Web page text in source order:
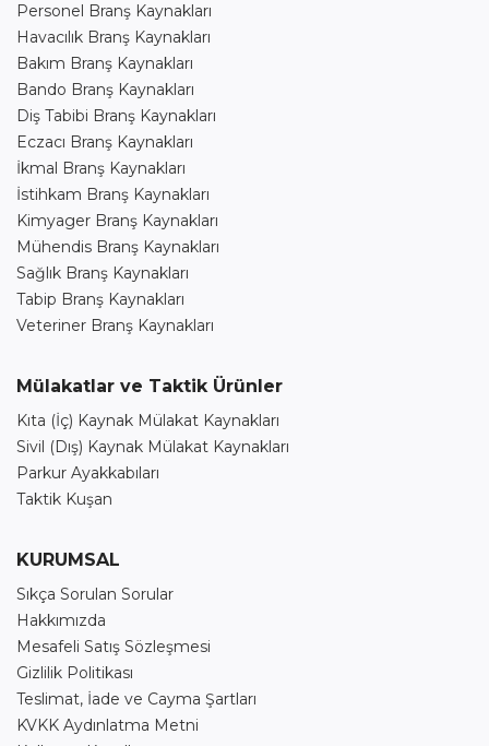
Personel Branş Kaynakları
Havacılık Branş Kaynakları
Bakım Branş Kaynakları
Bando Branş Kaynakları
Diş Tabibi Branş Kaynakları
Eczacı Branş Kaynakları
İkmal Branş Kaynakları
İstihkam Branş Kaynakları
Kimyager Branş Kaynakları
Mühendis Branş Kaynakları
Sağlık Branş Kaynakları
Tabip Branş Kaynakları
Veteriner Branş Kaynakları
Mülakatlar ve Taktik Ürünler
Kıta (İç) Kaynak Mülakat Kaynakları
Sivil (Dış) Kaynak Mülakat Kaynakları
Parkur Ayakkabıları
Taktik Kuşan
KURUMSAL
Sıkça Sorulan Sorular
Hakkımızda
Mesafeli Satış Sözleşmesi
Gizlilik Politikası
Teslimat, İade ve Cayma Şartları
KVKK Aydınlatma Metni